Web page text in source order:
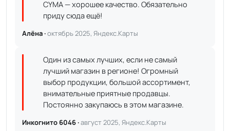
CYMA — хорошее качество. Обязательно
приду сюда ещё!
Алёна ·октябрь 2025, Яндекс.Карты
Один из самых лучших, если не самый
лучший магазин в регионе! Огромный
выбор продукции, большой ассортимент,
внимательные приятные продавцы.
Постоянно закупаюсь в этом магазине.
Инкогнито 6046 ·август 2025, Яндекс.Карты